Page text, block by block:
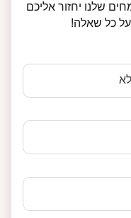
שלנו יחזור אליכם
כל שאלה!